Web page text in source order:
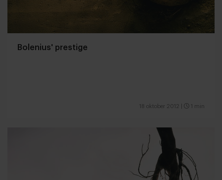
Bolenius' prestige
18 oktober 2012 1 min